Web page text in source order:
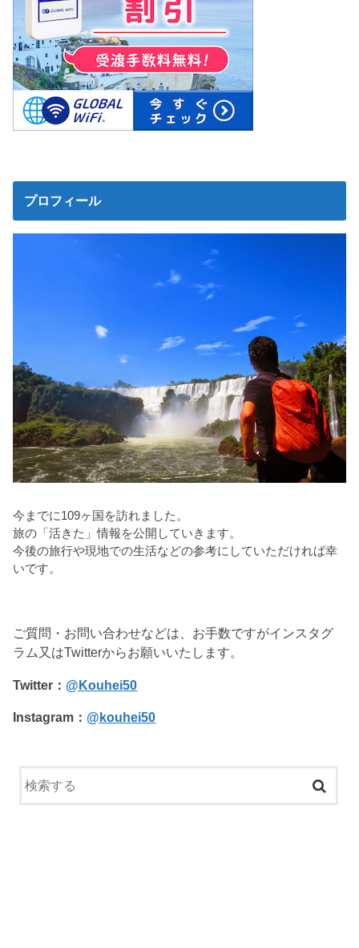
プロフィール
今までに109ヶ国を訪れました。
旅の「活きた」情報を公開していきます。
今後の旅行や現地での生活などの参考にしていただければ幸
いです。
ご質問・お問い合わせなどは、お手数ですがインスタグ
ラム又はTwitterからお願いいたします。
Twitter： @Kouhei50
Instagram： @kouhei50